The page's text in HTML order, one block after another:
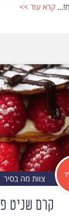
קרא עוד >>
צוות מה בסיר
קרם שניט